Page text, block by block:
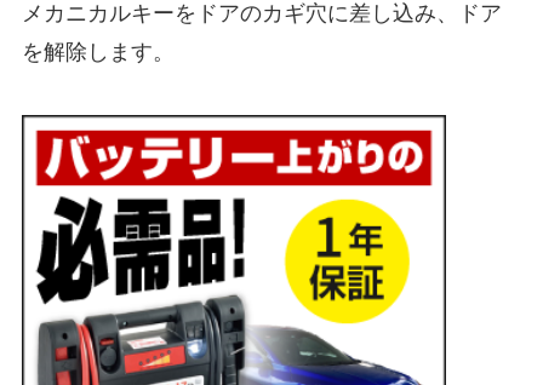
メカニカルキーをドアのカギ穴に差し込み、ドア
を解除します。